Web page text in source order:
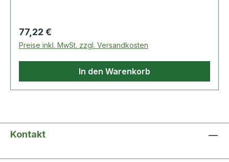
Regulärer Preis:
77,22 €
Preise inkl. MwSt. zzgl. Versandkosten
In den Warenkorb
Kontakt